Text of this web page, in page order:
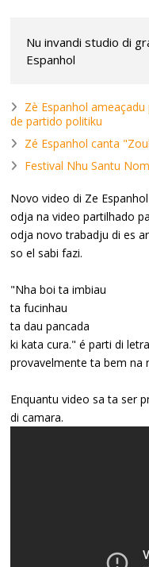
Nu invandi studio di
Espanhol
Zè Espanhol
de partido politiku
Zé Espanhol canta
Festival Nhu Santu
Novo video di Ze
odja na video partilhado
odja novo trabadju di es
so el sabi fazi.
"Nha boi ta imbiau
ta fucinhau
ta dau pancada
ki kata cura." é parti di
provavelmente ta bem na
Enquantu video sa ta ser
di camara.